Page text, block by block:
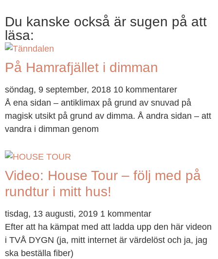
Du kanske också är sugen på att
läsa:
På Hamrafjället i dimman
söndag, 9 september, 2018 10 kommentarer
Å ena sidan – antiklimax på grund av snuvad på
magisk utsikt på grund av dimma. Å andra sidan – att
vandra i dimman genom
Video: House Tour – följ med på
rundtur i mitt hus!
tisdag, 13 augusti, 2019 1 kommentar
Efter att ha kämpat med att ladda upp den här videon
i TVÅ DYGN (ja, mitt internet är värdelöst och ja, jag
ska beställa fiber)